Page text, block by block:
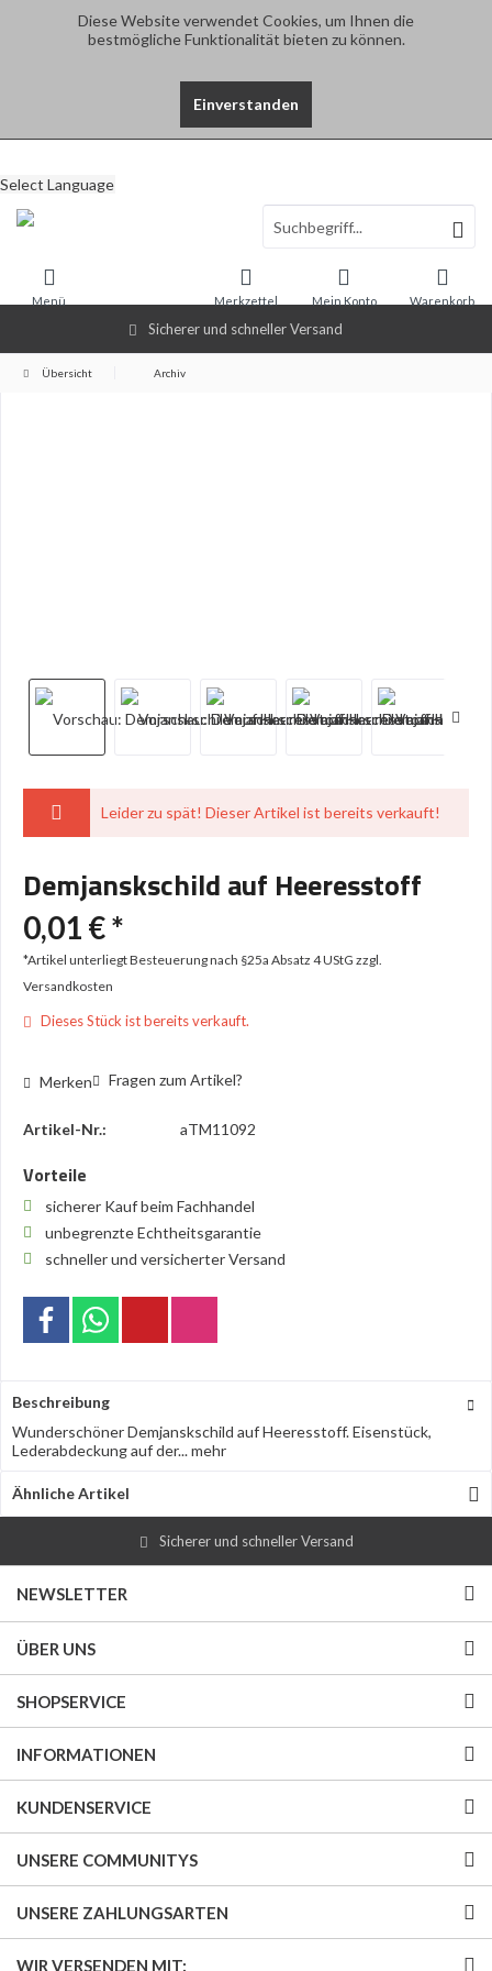
Diese Website verwendet Cookies, um Ihnen die
bestmögliche Funktionalität bieten zu können.
Einverstanden
Sicherer und schneller Versand
Select Language
Warenkorb
Merkzettel Mein Konto
Menü
Übersicht Archiv
Leider zu spät! Dieser Artikel ist bereits verkauft!
Demjanskschild auf Heeresstoff
0,01 € *
*Artikel unterliegt Besteuerung nach §25a Absatz 4 UStG zzgl.
Versandkosten
Dieses Stück ist bereits verkauft.
Merken Fragen zum Artikel?
Artikel-Nr.: aTM11092
Vorteile
sicherer Kauf beim Fachhandel
unbegrenzte Echtheitsgarantie
schneller und versicherter Versand
Beschreibung
Wunderschöner Demjanskschild auf Heeresstoff. Eisenstück,
Lederabdeckung auf der...mehr
Ähnliche Artikel
Sicherer und schneller Versand
NEWSLETTER
ÜBER UNS
SHOPSERVICE
INFORMATIONEN
KUNDENSERVICE
UNSERE COMMUNITYS
UNSERE ZAHLUNGSARTEN
WIR VERSENDEN MIT: